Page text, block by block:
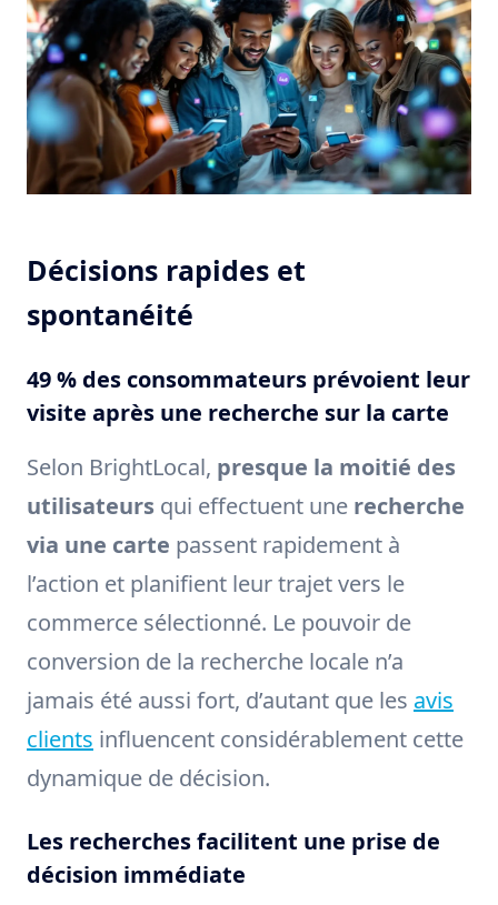
Décisions rapides et
spontanéité
49 % des consommateurs prévoient leur
visite après une recherche sur la carte
Selon BrightLocal, presque la moitié des
utilisateurs qui effectuent une recherche
via une carte passent rapidement à
l’action et planifient leur trajet vers le
commerce sélectionné. Le pouvoir de
conversion de la recherche locale n’a
jamais été aussi fort, d’autant que les avis
clients influencent considérablement cette
dynamique de décision.
Les recherches facilitent une prise de
décision immédiate